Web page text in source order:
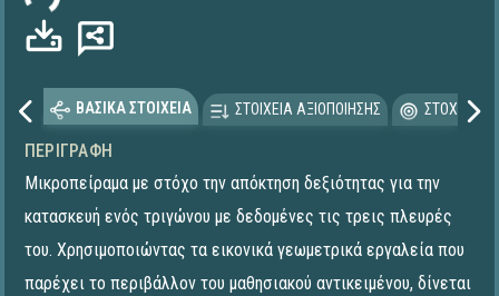
ΒΑΣΙΚΑ ΣΤΟΙΧΕΙΑ ΣΤΟΙΧΕΙΑ ΑΞΙΟΠΟΙΗΣΗΣ
ΠΕΡΙΓΡΑΦΉ
Μικροπείραμα με στόχο την απόκτηση δεξιότητας για την
κατασκευή ενός τριγώνου με δεδομένες τις τρεις πλευρές
του. Χρησιμοποιώντας τα εικονικά γεωμετρικά εργαλεία που
παρέχει το περιβάλλον του μαθησιακού αντικειμένου, δίνεται